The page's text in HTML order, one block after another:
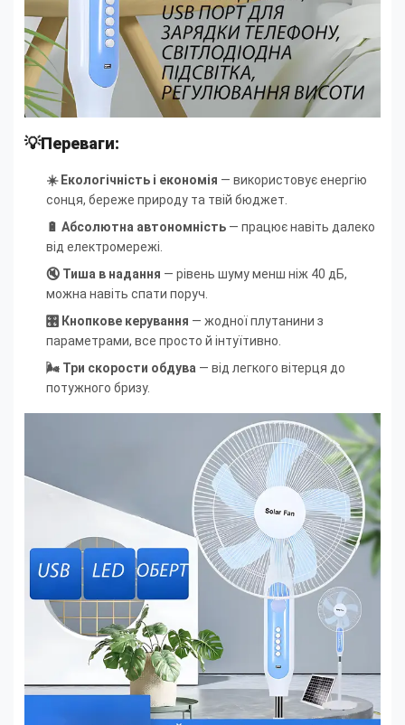
💡Переваги:
☀️ Екологічність і економія — використовує енергію
сонця, береже природу та твій бюджет.
🔋 Абсолютна автономність — працює навіть далеко
від електромережі.
🔇 Тиша в надання — рівень шуму менш ніж 40 дБ,
можна навіть спати поруч.
🎛 Кнопкове керування — жодної плутанини з
параметрами, все просто й інтуїтивно.
🌬 Три скорости обдува — від легкого вітерця до
потужного бризу.